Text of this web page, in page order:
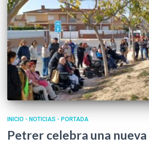
INICIO - NOTICIAS - PORTADA
Petrer celebra una